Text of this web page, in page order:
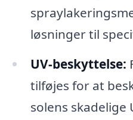
løsninger til
UV-beskyttelse:
tilføjes for at
solens skadelige